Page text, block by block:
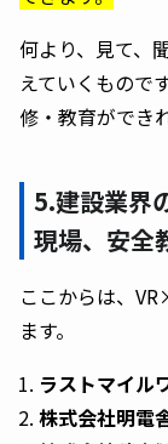
何より、見て、
えていくもので
修・教育ができ
5.建設業界
現場、安全
ここからは、
ます。
ラストマイル
株式会社明電